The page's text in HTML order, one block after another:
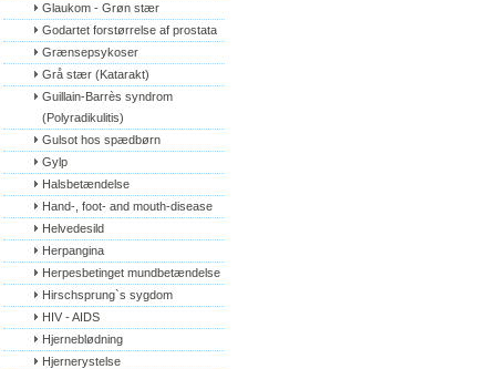
Glaukom - Grøn stær
Godartet forstørrelse af prostata
Grænsepsykoser
Grå stær (Katarakt)
Guillain-Barrès syndrom
(Polyradikulitis)
Gulsot hos spædbørn
Gylp
Halsbetændelse
Hand-, foot- and mouth-disease
Helvedesild
Herpangina
Herpesbetinget mundbetændelse
Hirschsprung`s sygdom
HIV - AIDS
Hjerneblødning
Hjernerystelse